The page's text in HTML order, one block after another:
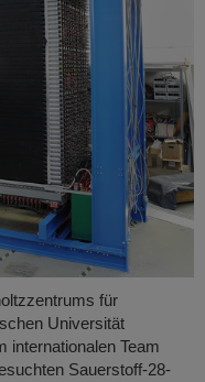
für
Universität
internationalen Team
Sauerstoff-28-